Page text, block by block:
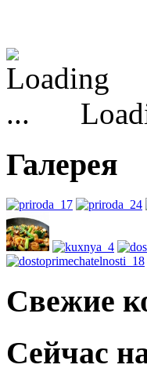
Галерея
Свежие
Сейчас